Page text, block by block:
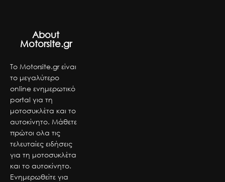
About
Motorsite.gr
Το Motorsite.gr είναι
το μεγαλύτερο
online ενημερωτικό
portal για τη
μοτοσυκλέτα και το
αυτοκίνητο. Μάθετε
πρώτοι ολα τις
τελευταίες ειδήσεις
για τη μοτοσυκλέτα
και το αυτοκίνητο.
Ενημερωθείτε για